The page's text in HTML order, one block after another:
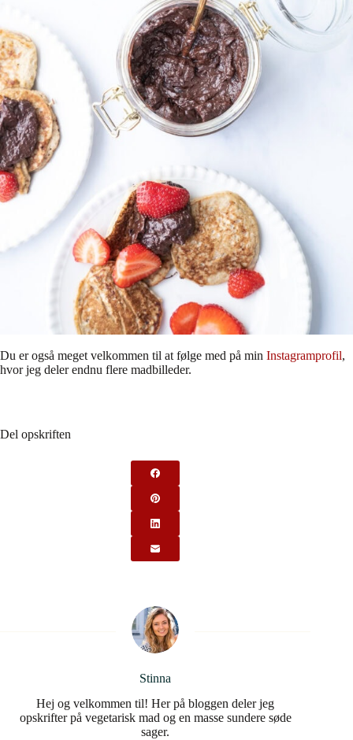
Du er også meget velkommen til at følge med på min Instagramprofil,
hvor jeg deler endnu flere madbilleder.
Del opskriften
Stinna
Hej og velkommen til! Her på bloggen deler jeg
opskrifter på vegetarisk mad og en masse sundere søde
sager.